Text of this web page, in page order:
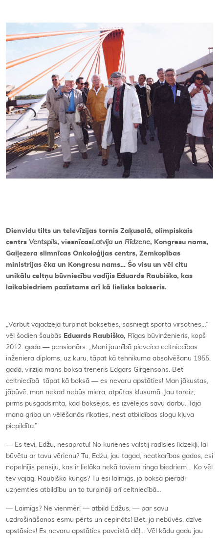
Dienvidu tilts un televīzijas tornis Zaķusalā, olimpiskais
centrs Ventspils, viesnīcasLatvija un Rīdzene, Kongresu nams,
Gaiļezera slimnīcas Onkoloģijas centrs, Zemkopības
ministrijas ēka un Kongresu nams… Šo visu un vēl citu
unikālu celtņu būvniecību vadījis Eduards Raubiško, kas
laikabiedriem pazīstams arī kā lielisks bokseris.
„Varbūt vajadzēja turpināt boksēties, sasniegt sporta virsotnes…”
vēl šodien šaubās Eduards Raubiško, Rīgas būvinženieris, kopš
2012. gada — pensionārs. „Mani jaunībā pieveica celtniecības
inženiera diploms, uz kuru, tāpat kā tehnikuma absolvēšanu 1955.
gadā, virzīja mans boksa treneris Edgars Girgensons. Bet
celtniecībā tāpat kā boksā — es nevaru apstāties! Man jākustas,
jābūvē, man nekad nebūs miera, atpūtas klusumā. Jau toreiz,
pirms pusgadsimta, kad boksējos, es izvēlējos savu darbu. Tajā
mana griba un vēlēšanās rīkoties, nest atbildības slogu kļuva
piepildīta.”
— Es tevi, Edžu, nesaprotu! No kurienes valstij radīsies līdzekļi, lai
būvētu ar tavu vērienu? Tu, Edžu, jau tagad, neatkarības gados, esi
nopelnījis pensiju, kas ir lielāka nekā taviem ringa biedriem… Ko vēl
tev vajag, Raubiško kungs? Tu esi laimīgs, jo boksā pieradi
uzņemties atbildību un to turpināji arī celtniecībā…
— Laimīgs? Ne vienmēr! — atbild Edžus, — par savu
uzdrošināšanos esmu pērts un cepināts! Bet, ja nebūvēs, dzīve
apstāsies! Es nevaru apstāties paveiktā dēļ… Vēl kādu gadu jau